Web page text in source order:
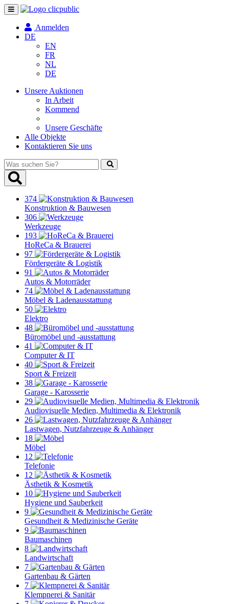
Navigation
umschalten
Anmelden
DE
EN
FR
NL
DE
Unsere Auktionen
In Arbeit
Kommend
Unsere Geschäfte
Alle Objekte
Kontaktieren Sie uns
Was
suchen
Sie?
374
Konstruktion & Bauwesen
306
Werkzeuge
193
HoReCa & Brauerei
97
Fördergeräte & Logistik
91
Autos & Motorräder
74
Möbel & Ladenausstattung
50
Elektro
48
Büromöbel und -ausstattung
41
Computer & IT
40
Sport & Freizeit
38
Garage - Karosserie
29
Audiovisuelle Medien, Multimedia & Elektronik
26
Lastwagen, Nutzfahrzeuge & Anhänger
18
Möbel
12
Telefonie
12
Ästhetik & Kosmetik
10
Hygiene und Sauberkeit
9
Gesundheit & Medizinische Geräte
9
Baumaschinen
8
Landwirtschaft
7
Gartenbau & Gärten
7
Klempnerei & Sanitär